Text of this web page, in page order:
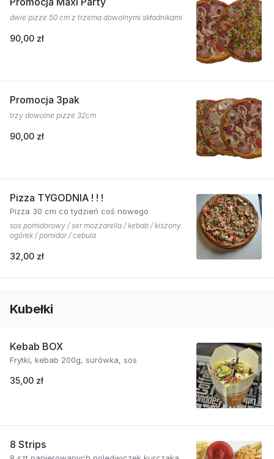
dwie pizze 50 cm z trzema dowolnymi składnikami
90,00 zł
Promocja 3pak
trzy dowolne pizze 32cm
90,00 zł
Pizza TYGODNIA ! ! !
Pizza 30 cm co tydzień coś nowego
sos pomidorowy / ser mozzarella / kebab / kiszony
ogórek / pomidor / cebula
32,00 zł
Kubełki
Kebab BOX
Frytki, kebab 200g, surówka, sos
35,00 zł
8 Strips